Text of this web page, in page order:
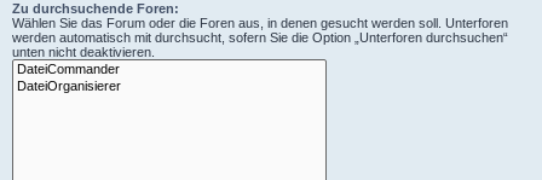
Zu durchsuchende Foren:
Wählen Sie das Forum oder die Foren aus, in denen gesucht werden soll. Unterforen
werden automatisch mit durchsucht, sofern Sie die Option „Unterforen durchsuchen“
unten nicht deaktivieren.